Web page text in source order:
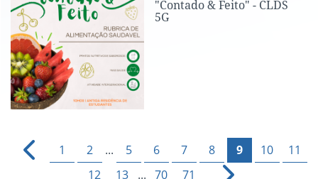
"Contado & Feito" - CLDS
5G
1 2 ... 5 6 7 8 9 10
11
12
13 ... 70 71